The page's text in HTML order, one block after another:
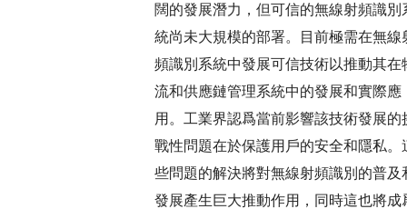
闊的發展潛力，但可信的無線射頻識別
統尚未大規模的部署。目前極需在無線
頻識別系統中發展可信技術以推動其在
流和供應鏈管理系統中的發展和實際應
用。工業界認爲當前影響該技術發展的
戰性問題在於保護用戶的安全和隱私。
些問題的解決將對無線射頻識別的普及
發展產生巨大推動作用，同時這也將成